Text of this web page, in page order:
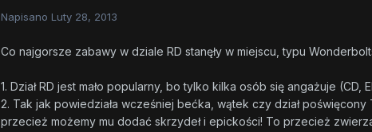
Napisano Luty 28, 2013
Co najgorsze zabawy w dziale RD stanęły w miejscu, typu
1. Dział RD jest mało popularny, bo tylko kilka osób się angażuje
2. Tak jak powiedziała wcześniej bećka, wątek czy dział
przecież możemy mu dodać skrzydeł i epickości! To przecież